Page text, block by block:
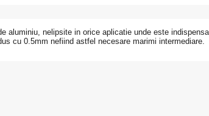
aluminiu, nelipsite in orice aplicatie unde este
cu 0.5mm nefiind astfel necesare marimi intermediare.